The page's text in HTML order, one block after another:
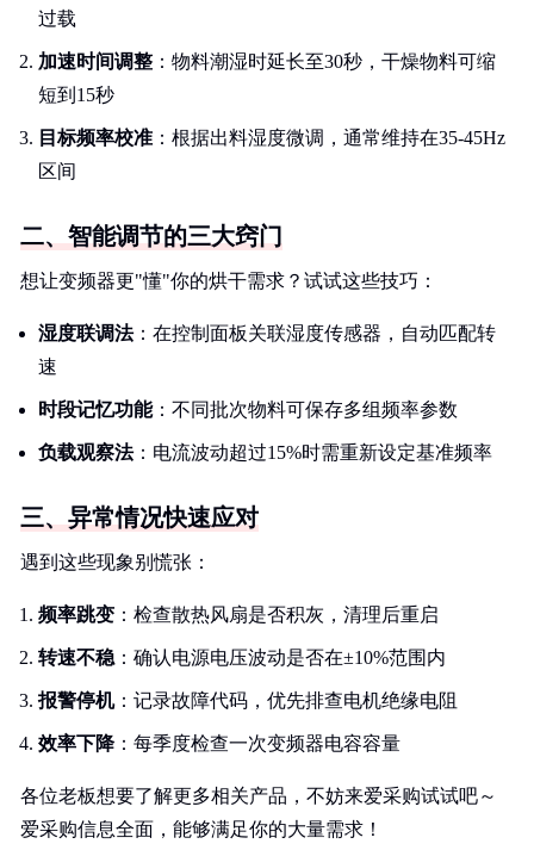
过载
加速时间调整 ：物料潮湿时延长至30秒，干燥物料可缩
短到15秒
目标频率校准 ：根据出料湿度微调，通常维持在35-45Hz
区间
二、智能调节的三大窍门
想让变频器更"懂"你的烘干需求？试试这些技巧：
湿度联调法：在控制面板关联湿度传感器，自动匹配转
速
时段记忆功能：不同批次物料可保存多组频率参数
负载观察法：电流波动超过15%时需重新设定基准频率
三、异常情况快速应对
遇到这些现象别慌张：
频率跳变 ：检查散热风扇是否积灰，清理后重启
转速不稳 ：确认电源电压波动是否在±10%范围内
报警停机：记录故障代码，优先排查电机绝缘电阻
效率下降：每季度检查一次变频器电容容量
各位老板想要了解更多相关产品，不妨来爱采购试试吧～
爱采购信息全面，能够满足你的大量需求！